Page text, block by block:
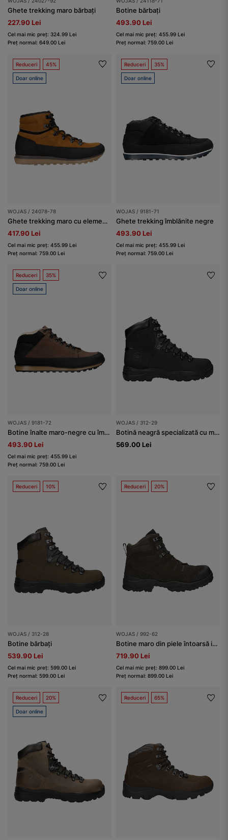
Ghete trekking maro bărbați
227.90 Lei
Cel mai mic preț: 324.99 Lei
Preț normal: 649.00 Lei
Botine bărbați
493.90 Lei
Cel mai mic preț: 455.99 Lei
Preț normal: 759.00 Lei
Reduceri 45%
Doar online
WOJAS / 24078-78
Ghete trekking maro cu elemente negre bărbați
417.90 Lei
Cel mai mic preț: 455.99 Lei
Preț normal: 759.00 Lei
Reduceri 35%
Doar online
WOJAS / 9181-71
Ghete trekking îmblănite negre
493.90 Lei
Cel mai mic preț: 455.99 Lei
Preț normal: 759.00 Lei
Reduceri 35%
Doar online
WOJAS / 9181-72
Botine înalte maro-negre cu îmblănire bărbați
493.90 Lei
Cel mai mic preț: 455.99 Lei
Preț normal: 759.00 Lei
WOJAS / 312-29
Botină neagră specializată cu membrană și talpă antiperforație
569.00 Lei
Reduceri 10%
WOJAS / 312-28
Botine bărbați
539.90 Lei
Cel mai mic preț: 599.00 Lei
Preț normal: 599.00 Lei
Reduceri 20%
WOJAS / 992-62
Botine maro din piele întoarsă impermeabilă
719.90 Lei
Cel mai mic preț: 899.00 Lei
Preț normal: 899.00 Lei
Reduceri 20%
Doar online
Reduceri 65%